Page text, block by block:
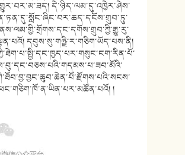
དེ་ཉིད་ལམ་དུ་འཁྱེར་ཤེས་
དབུས་སུ་གཉྫི་ར་གཅིག་ཡོད་པས་ནི།
།